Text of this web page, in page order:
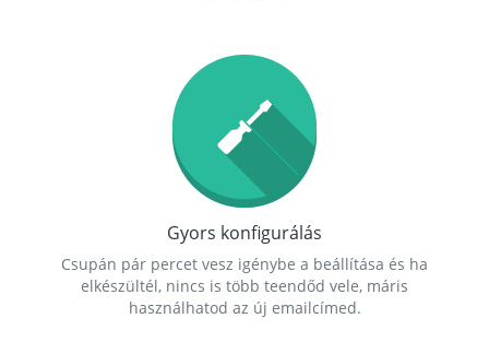
Gyors konfigurálás
Csupán pár percet vesz igénybe a beállítása és ha
elkészültél, nincs is több teendőd vele, máris
használhatod az új emailcímed.